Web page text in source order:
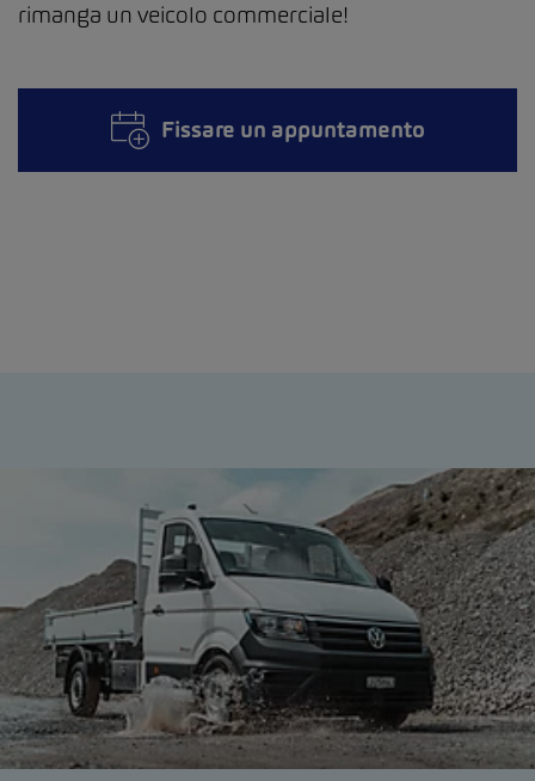
rimanga un veicolo commerciale!
Fissare un appuntamento